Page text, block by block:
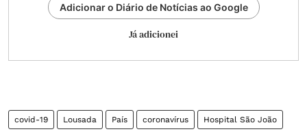
Adicionar o Diário de Notícias ao Google
Já adicionei
covid-19 Lousada País coronavírus Hospital São João